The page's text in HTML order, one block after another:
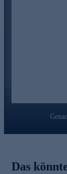
Monki
Das